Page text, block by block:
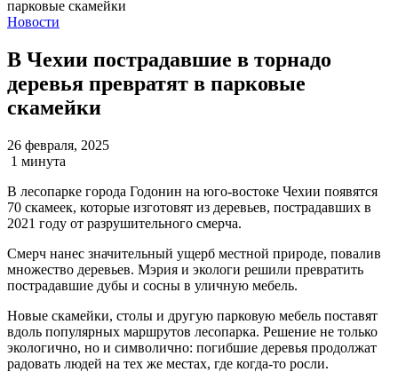
Новости
В Чехии пострадавшие в торнадо
деревья превратят в парковые
скамейки
26 февраля, 2025
1 минута
В лесопарке города Годонин на юго-востоке Чехии появятся
70 скамеек, которые изготовят из деревьев, пострадавших в
2021 году от разрушительного смерча.
Смерч нанес значительный ущерб местной природе, повалив
множество деревьев. Мэрия и экологи решили превратить
пострадавшие дубы и сосны в уличную мебель.
Новые скамейки, столы и другую парковую мебель поставят
вдоль популярных маршрутов лесопарка. Решение не только
экологично, но и символично: погибшие деревья продолжат
радовать людей на тех же местах, где когда-то росли.